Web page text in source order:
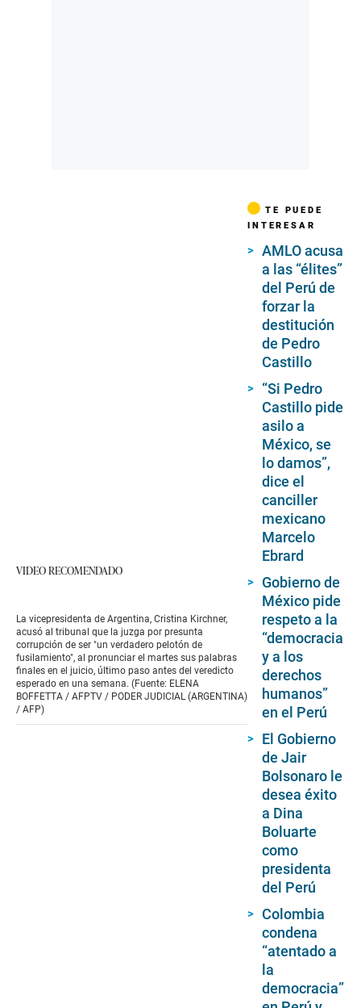
VIDEO RECOMENDADO
La vicepresidenta de Argentina, Cristina Kirchner,
acusó al tribunal que la juzga por presunta
corrupción de ser "un verdadero pelotón de
fusilamiento", al pronunciar el martes sus palabras
finales en el juicio, último paso antes del veredicto
esperado en una semana. (Fuente: ELENA
BOFFETTA / AFPTV / PODER JUDICIAL (ARGENTINA)
/ AFP)
TE PUEDE
INTERESAR
AMLO acusa
a las “élites”
del Perú de
forzar la
destitución
de Pedro
Castillo
“Si Pedro
Castillo pide
asilo a
México, se
lo damos”,
dice el
canciller
mexicano
Marcelo
Ebrard
Gobierno de
México pide
respeto a la
“democracia
y a los
derechos
humanos”
en el Perú
El Gobierno
de Jair
Bolsonaro le
desea éxito
a Dina
Boluarte
como
presidenta
del Perú
Colombia
condena
“atentado a
la
democracia”